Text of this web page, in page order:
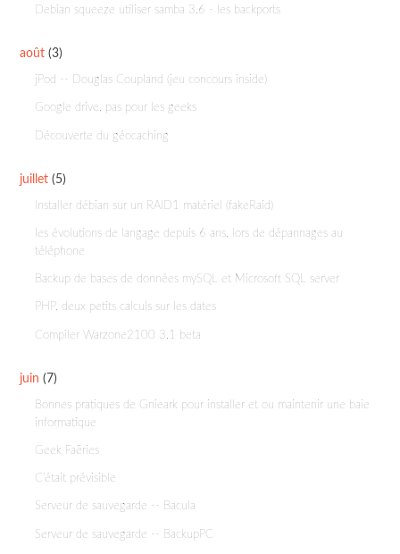
Debian squeeze utiliser samba 3.6 - les backports
août (3)
jPod -- Douglas Coupland (jeu concours inside)
Google drive, pas pour les geeks
Découverte du géocaching
juillet (5)
Installer débian sur un RAID1 matériel (fakeRaid)
les évolutions de langage depuis 6 ans, lors de dépannages au
téléphone
Backup de bases de données mySQL et Microsoft SQL server
PHP, deux petits calculs sur les dates
Compiler Warzone2100 3.1 beta
juin (7)
Bonnes pratiques de Gnieark pour installer et ou maintenir une baie
informatique
Geek Faëries
C'était prévisible
Serveur de sauvegarde -- Bacula
Serveur de sauvegarde -- BackupPC